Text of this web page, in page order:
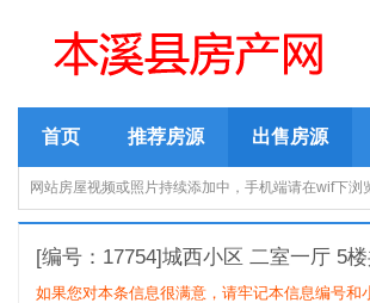
首页 推荐房源 出售房源
网站房屋视频或照片持续添加中，手机端请在wif下浏
[编号：17754]城西小区 二室一厅 5
如果您对本条信息很满意，请牢记本信息编号和